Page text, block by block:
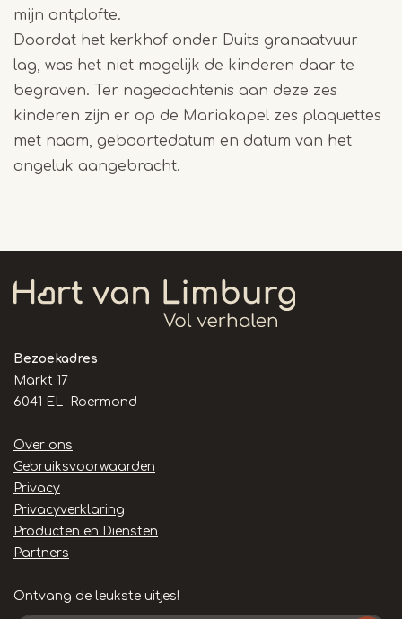
mijn ontplofte.
Doordat het kerkhof onder Duits granaatvuur
lag, was het niet mogelijk de kinderen daar te
begraven. Ter nagedachtenis aan deze zes
kinderen zijn er op de Mariakapel zes plaquettes
met naam, geboortedatum en datum van het
ongeluk aangebracht.
Bezoekadres
Markt 17
6041 EL Roermond
Handige
links
Over ons
Gebruiksvoorwaarden
Privacy
Privacyverklaring
Producten en Diensten
Partners
Ontvang de leukste uitjes!